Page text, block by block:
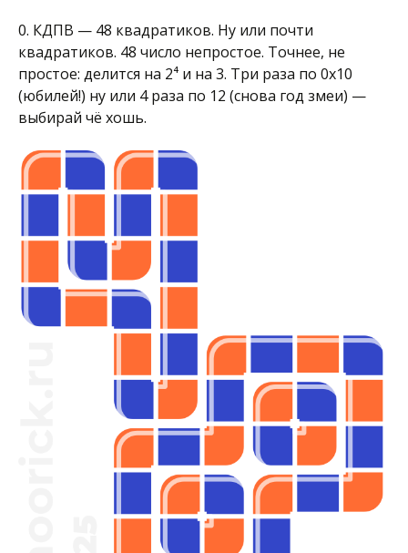
0. КДПВ — 48 квадратиков. Ну или почти
квадратиков. 48 число непростое. Точнее, не
простое: делится на 2⁴ и на 3. Три раза по 0x10
(юбилей!) ну или 4 раза по 12 (снова год змеи) —
выбирай чё хошь.